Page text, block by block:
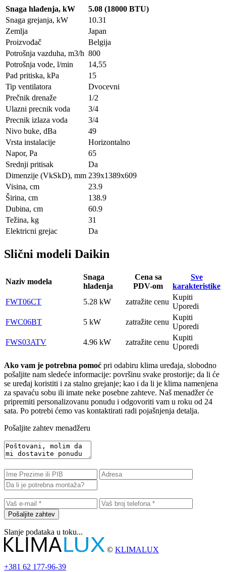
Snaga hlađenja, kW
5.08 (18000 BTU)
Snaga grejanja, kW
10.31
Zemlja
Japan
Proizvođač
Belgija
Potrošnja vazduha, m3/h 800
Potrošnja vode, l/min
14,55
Pad pritiska, kPa
15
Tip ventilatora
Dvocevni
Prečnik drenaže
1/2
Ulazni precnik voda
3/4
Precnik izlaza voda
3/4
Nivo buke, dBa
49
Vrsta instalacije
Horizontalno
Napor, Pa
65
Srednji pritisak
Da
Dimenzije (VkSkD), mm 239x1389x609
Visina, сm
23.9
Širina, сm
138.9
Dubina, сm
60.9
Težina, kg
31
Elektricni grejac
Da
Slični modeli Daikin
Naziv modela
Snaga
hlađenja
Cena sa
PDV-om
Sve
karakteristike
FWT06CT
5.28 kW zatražite cenu
Kupiti
Uporedi
FWC06BT
5 kW zatražite cenu
Kupiti
Uporedi
FWS03ATV
4.96 kW zatražite cenu
Kupiti
Uporedi
Ako vam je potrebna pomoć pri odabiru klima uređaja, slobodno
pošaljite nam sledeće informacije: površinu svake prostorije; da li će
se uređaj koristiti i za stalno grejanje; kao i da li je klima namenjena
za spavaću sobu ili imate neke posebne zahteve. Naš menadžer će
pripremiti personalizovanu ponudu i odgovoriti vam u roku od 24
sata. Po potrebi ćemo vas kontaktirati radi pojašnjenja detalja.
Pošaljite zahtev menadžeru
Pošaljite zahtev
Slanje podataka u toku...
© KLIMALUX
+381 62 177-96-39